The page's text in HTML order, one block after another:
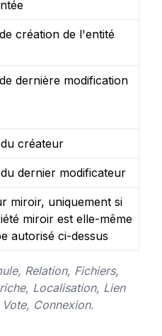
création de l'entité
dernière modification
créateur
dernier modificateur
miroir, uniquement si
miroir est elle-même
autorisé ci-dessus
Relation, Fichiers,
Localisation, Lien
Connexion.